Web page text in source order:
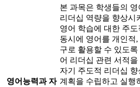
영어능력과 자
본 과목은 학생들의
리더십 역량을 향상시
영어 학습에 대한 주
동시에 영어를 개인적
구로 활용할 수 있도
어 리더십 관련 서적
자기 주도적 리더십
계획을 수립하고 실행